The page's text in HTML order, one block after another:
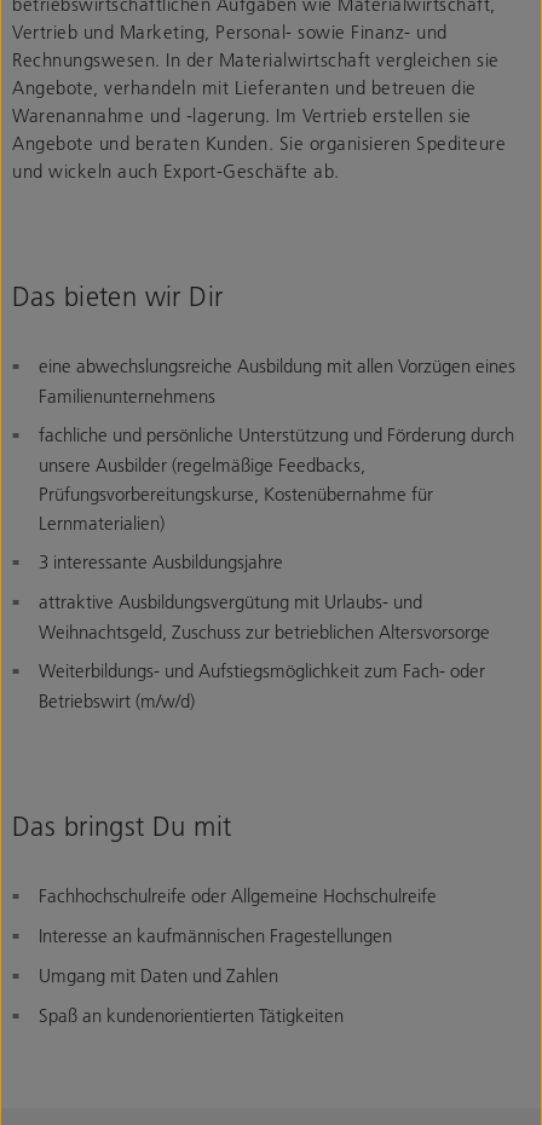
Vertrieb und Marketing, Personal- sowie Finanz- und
Rechnungswesen. In der Materialwirtschaft vergleichen sie
Angebote, verhandeln mit Lieferanten und betreuen die
Warenannahme und -lagerung. Im Vertrieb erstellen sie
Angebote und beraten Kunden. Sie organisieren Spediteure
und wickeln auch Export-Geschäfte ab.
Das bieten wir Dir
eine abwechslungsreiche Ausbildung mit allen Vorzügen eines
Familienunternehmens
fachliche und persönliche Unterstützung und Förderung durch
unsere Ausbilder (regelmäßige Feedbacks,
Prüfungsvorbereitungskurse, Kostenübernahme für
Lernmaterialien)
3 interessante Ausbildungsjahre
attraktive Ausbildungsvergütung mit Urlaubs- und
Weihnachtsgeld, Zuschuss zur betrieblichen Altersvorsorge
Weiterbildungs- und Aufstiegsmöglichkeit zum Fach- oder
Betriebswirt (m/w/d)
Das bringst Du mit
Fachhochschulreife oder Allgemeine Hochschulreife
Interesse an kaufmännischen Fragestellungen
Umgang mit Daten und Zahlen
Spaß an kundenorientierten Tätigkeiten